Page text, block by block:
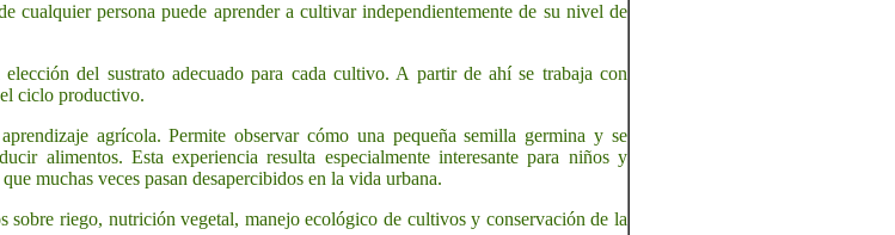
cualquier persona puede aprender a cultivar independientemente de su nivel de
del sustrato adecuado para cada cultivo. A partir de ahí se trabaja con
ciclo productivo.
agrícola. Permite observar cómo una pequeña semilla germina y se
alimentos. Esta experiencia resulta especialmente interesante para niños y
muchas veces pasan desapercibidos en la vida urbana.
riego, nutrición vegetal, manejo ecológico de cultivos y conservación de la